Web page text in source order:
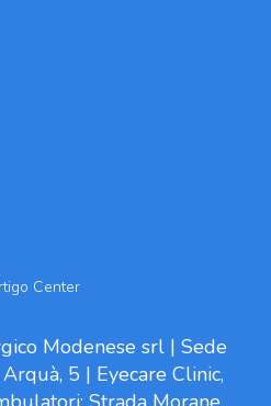
Center
Modenese srl | Sede
5 | Eyecare Clinic,